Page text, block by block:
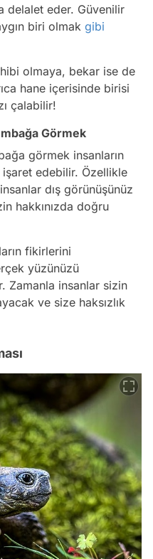
delalet eder. Güvenilir
biri olmak gibi
olmaya, bekar ise de
hane içerisinde birisi
çalabilir!
Görmek
görmek insanların
işaret edebilir. Özellikle
dış görünüşünüz
hakkınızda doğru
fikirlerini
yüzünüzü
Zamanla insanlar sizin
ve size haksızlık